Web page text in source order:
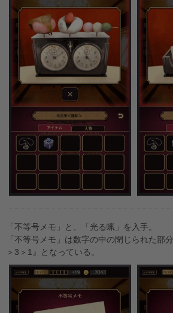
「不等号メモ」と、「光る蝋」を入手。
「不等号メモ」は数字の中の閉じられた部
＞3＞1』となっている。